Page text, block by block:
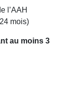
l’AAH
mois)
au moins 3